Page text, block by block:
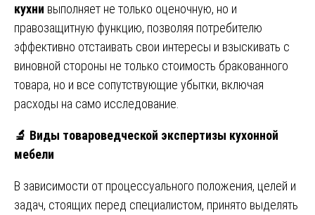
кухни выполняет не только оценочную, но и
правозащитную функцию, позволяя потребителю
эффективно отстаивать свои интересы и взыскивать с
виновной стороны не только стоимость бракованного
товара, но и все сопутствующие убытки, включая
расходы на само исследование.
🔬 Виды товароведческой экспертизы кухонной
мебели
В зависимости от процессуального положения, целей и
задач, стоящих перед специалистом, принято выделять